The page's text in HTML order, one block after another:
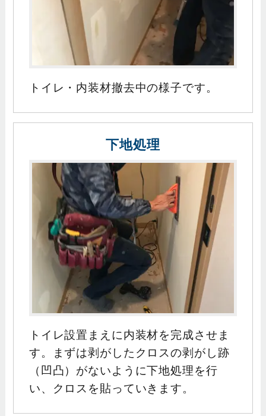
トイレ・内装材撤去中の様子です。
下地処理
トイレ設置まえに内装材を完成させま
す。まずは剥がしたクロスの剥がし跡
（凹凸）がないように下地処理を行
い、クロスを貼っていきます。